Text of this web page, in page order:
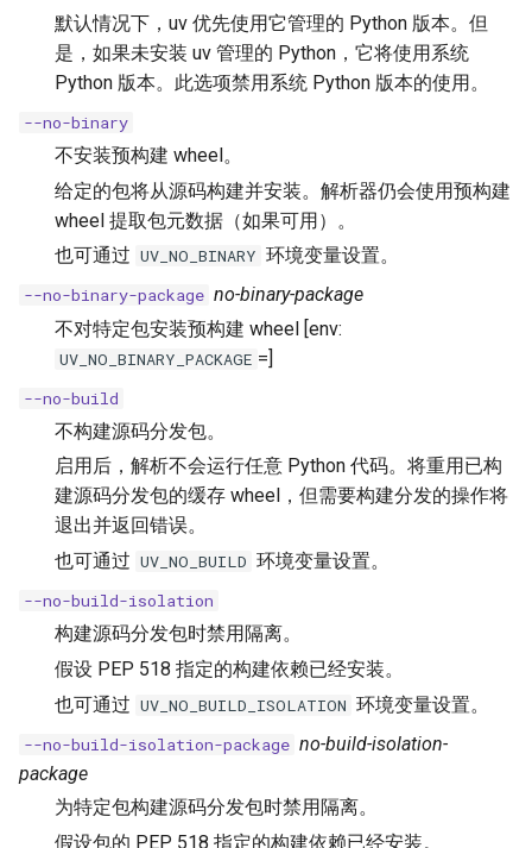
默认情况下，uv 优先使用它管理的 Python 版本。但
是，如果未安装 uv 管理的 Python，它将使用系统
Python 版本。此选项禁用系统 Python 版本的使用。
--no-binary
不安装预构建 wheel。
给定的包将从源码构建并安装。解析器仍会使用预构建
wheel 提取包元数据（如果可用）。
也可通过 UV_NO_BINARY 环境变量设置。
--no-binary-package no-binary-package
不对特定包安装预构建 wheel [env:
UV_NO_BINARY_PACKAGE =]
--no-build
不构建源码分发包。
启用后，解析不会运行任意 Python 代码。将重用已构
建源码分发包的缓存 wheel，但需要构建分发的操作将
退出并返回错误。
也可通过 UV_NO_BUILD 环境变量设置。
--no-build-isolation
构建源码分发包时禁用隔离。
假设 PEP 518 指定的构建依赖已经安装。
也可通过 UV_NO_BUILD_ISOLATION 环境变量设置。
--no-build-isolation-package no-build-isolation-
package
为特定包构建源码分发包时禁用隔离。
假设包的 PEP 518 指定的构建依赖已经安装。